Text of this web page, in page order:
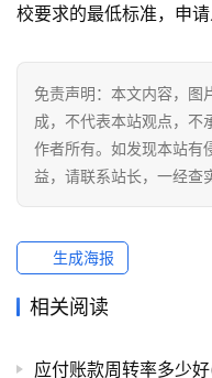
校要求的最低标准，申
免责声明：本文内容，图
成，不代表本站观点，不
作者所有。如发现本站有
益，请联系站长，一经查
生成海报
相关阅读
应付账款周转率多少